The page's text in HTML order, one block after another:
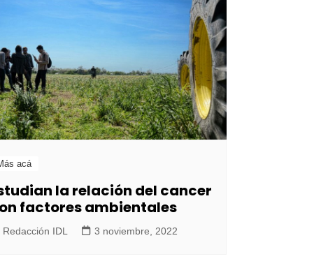
acá
la relación del cancer
factores ambientales
Redacción IDL 3 noviembre, 2022